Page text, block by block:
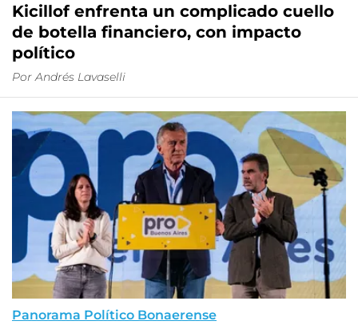
Kicillof enfrenta un complicado cuello
de botella financiero, con impacto
político
Por Andrés Lavaselli
Panorama Político Bonaerense